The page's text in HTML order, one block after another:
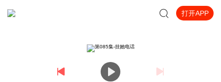
打开APP